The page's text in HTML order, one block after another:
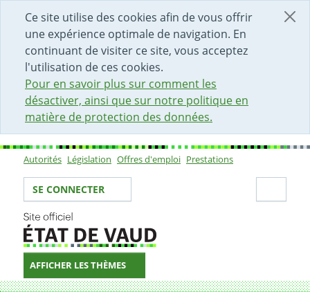
Ce site utilise des cookies afin de vous offrir
une expérience optimale de navigation. En
continuant de visiter ce site, vous acceptez
l'utilisation de ces cookies.
Pour en savoir plus sur comment les
désactiver, ainsi que sur notre politique en
matière de protection des données.
DÉBUT DU CONTENU DE LA PAGE
ACCÈS AU CHAMP DE RECHERCHE
PAGE D'ACCUEIL
FORMULAIRE DE CONTACT
Sous-navigation
Autorités Législation Offres d'emploi Prestations
Votre identité
SE CONNECTER
AFFICHER LES THÈMES